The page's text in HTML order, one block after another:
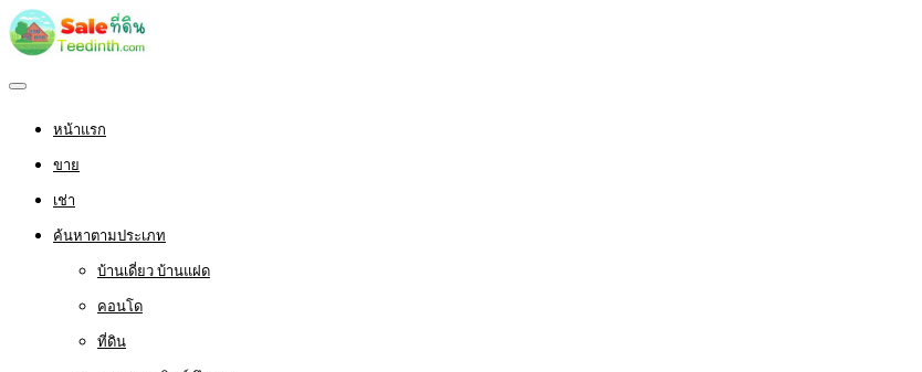
หน้าแรก
ขาย
เช่า
ค้นหาตามประเภท
บ้านเดี่ยว บ้านแฝด
คอนโด
ที่ดิน